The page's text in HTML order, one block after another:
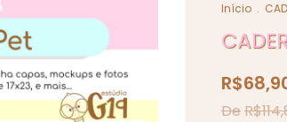
Início .